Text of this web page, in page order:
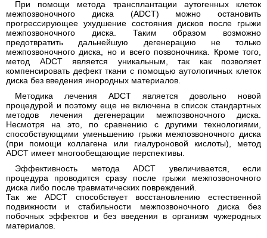
При помощи метода трансплантации аутогенных клеток
межпозвоночного диска (ADCT) можно остановить
прогрессирующее ухудшение состояния дисков после грыжи
межпозвоночного диска. Таким образом возможно
предотвратить дальнейшую дегенерацию не только
межпозвоночного диска, но и всего позвоночника. Кроме того,
метод ADCT является уникальным, так как позволяет
компенсировать дефект ткани с помощью аутологичных клеток
диска без введения инородных материалов.
Методика лечения ADCT является довольно новой
процедурой и поэтому еще не включена в список стандартных
методов лечения дегенерации межпозвоночного диска.
Несмотря на это, по сравнению с другими технологиями,
способствующими уменьшению грыжи межпозвоночного диска
(при помощи коллагена или гиалуроновой кислоты), метод
ADCT имеет многообещающие перспективы.
Эффективность метода ADCT увеличивается, если
процедура проводится сразу после грыжи межпозвоночного
диска либо после травматических повреждений.
Так же ADCT способствует восстановлению естественной
подвижности и стабильности межпозвоночного диска без
побочных эффектов и без введения в организм чужеродных
материалов.